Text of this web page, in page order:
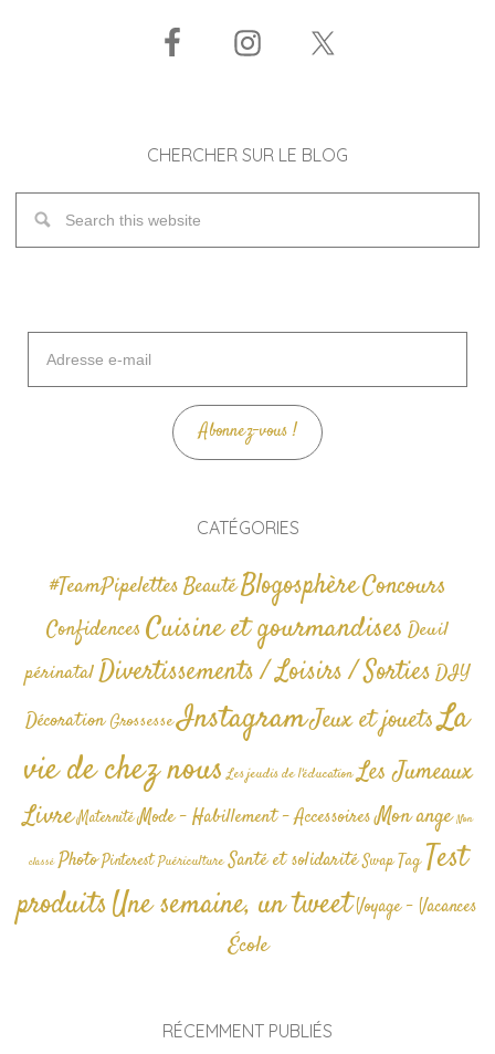
CHERCHER SUR LE BLOG
mail
Abonnez-vous !
CATÉGORIES
#TeamPipelettesBeautéBlogosphèreConcours
Confidences Cuisine et gourmandises Deuil
périnatalDivertissements / Loisirs / SortiesDIY
Décoration GrossesseInstagramJeux et jouetsLa
vie de chez nous Les jeudis de l'éducation Les Jumeaux
Livre Maternité Mode - Habillement - AccessoiresMon ange Non
classé Photo Pinterest Puériculture Santé et solidarité Swap TagTest
produitsUne semaine, un tweetVoyage - Vacances
École
RÉCEMMENT PUBLIÉS